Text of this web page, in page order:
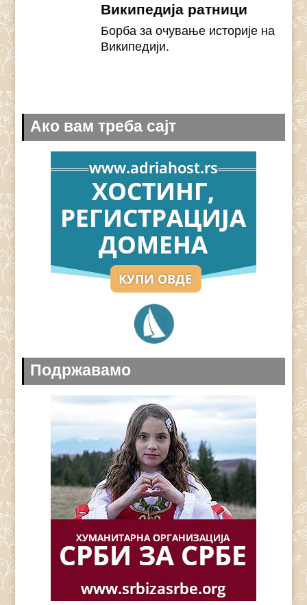
Википедија ратници
Борба за очување историје на
Википедији.
Ако вам треба сајт
Подржавамо